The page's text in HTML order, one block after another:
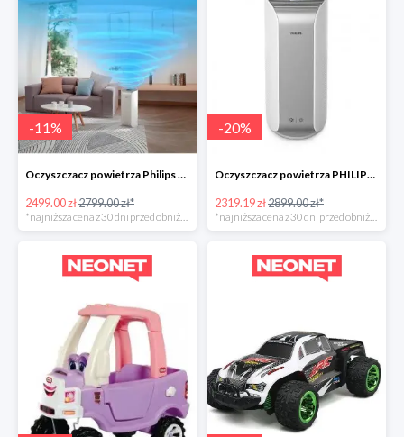
-11%
Oczyszczacz powietrza Philips Dual Scan -300zł
2499.00 zł2799.00 zł*
-20%
Oczyszczacz powietrza PHILIPS AC3854/50 w super cenie
2319.19 zł2899.00 zł*